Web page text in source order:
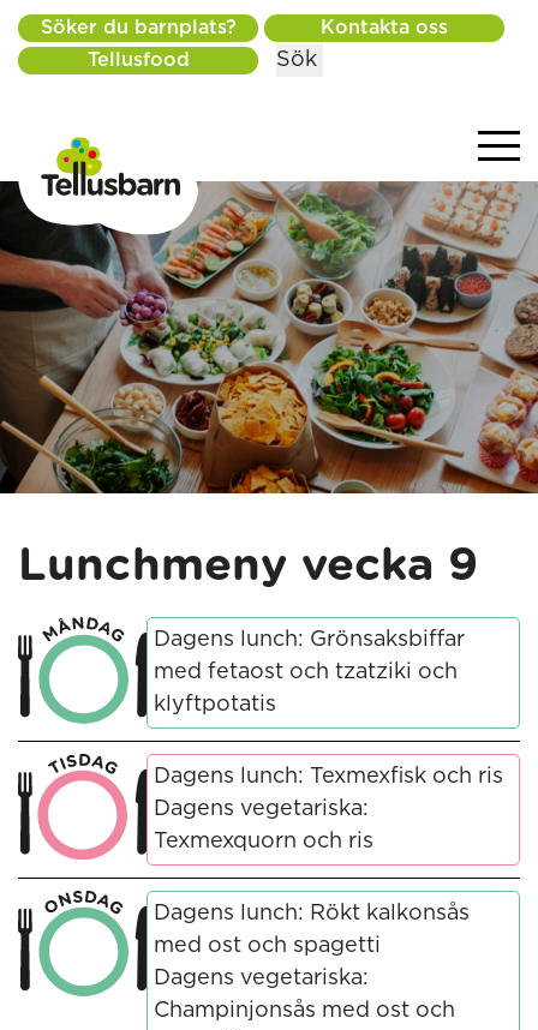
Söker du barnplats?
Kontakta oss
Tellusfood
Sök
Lunchmeny vecka 9
Dagens lunch: Grönsaksbiffar
med fetaost och tzatziki och
klyftpotatis
Dagens lunch: Texmexfisk och ris
Dagens vegetariska:
Texmexquorn och ris
Dagens lunch: Rökt kalkonsås
med ost och spagetti
Dagens vegetariska:
Champinjonsås med ost och